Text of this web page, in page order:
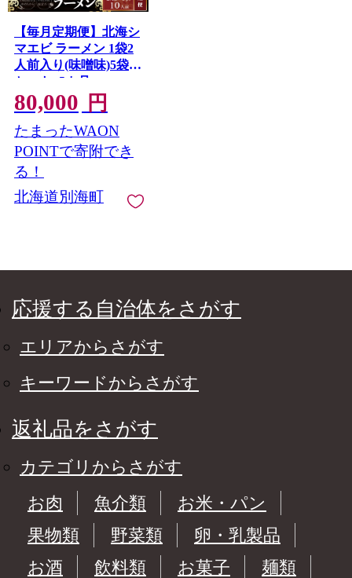
【毎月定期便】北海シ
マエビ ラーメン 1袋2
人前入り(味噌味)5袋
セット×5カ月
【AJM050054】（あら
陣株式会社）
80,000 円
たまったWAON
POINTで寄附でき
る！
北海道別海町
応援する自治体をさがす
エリアからさがす
キーワードからさがす
返礼品をさがす
カテゴリからさがす
お肉
魚介類
お米・パン
果物類
野菜類
卵・乳製品
お酒
飲料類 お菓子
麺類